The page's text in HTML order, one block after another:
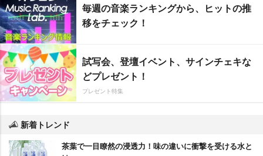
毎週の音楽ランキングから、ヒットの推
移をチェック！
試写会、登壇イベント、サインチェキな
どプレゼント！
プレゼント特集
新着トレンド
茶葉で一目瞭然の浸透力！味の違いに衝撃を受ける水と